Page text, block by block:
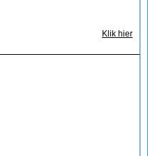
Klik hier